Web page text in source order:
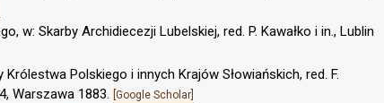
w: Skarby Archidiecezji Lubelskiej, red. P. Kawałko i in., Lublin
Polskiego i innych Krajów Słowiańskich, red. F.
Warszawa 1883. [Google Scholar]